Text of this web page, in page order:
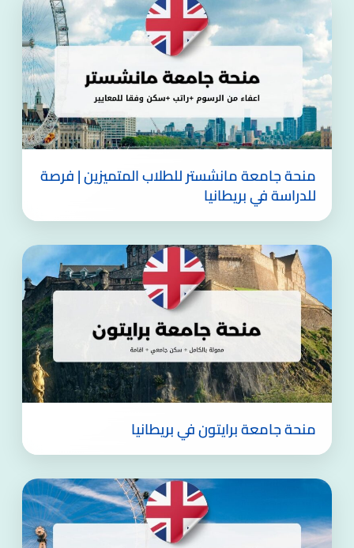
منحة جامعة مانشستر للطلاب المتميزين | فرصة
للدراسة في بريطانيا
منحة جامعة برايتون في بريطانيا